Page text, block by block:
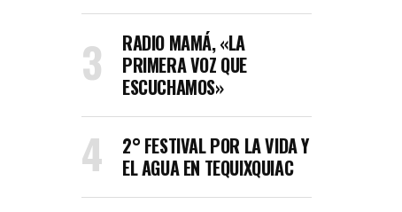
RADIO MAMÁ, «LA
PRIMERA VOZ QUE
ESCUCHAMOS»
2° FESTIVAL POR LA VIDA Y
EL AGUA EN TEQUIXQUIAC